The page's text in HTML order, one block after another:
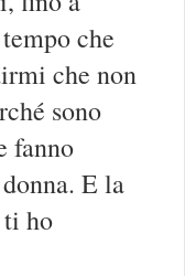
che
che non
sono
fanno
E la
ti ho